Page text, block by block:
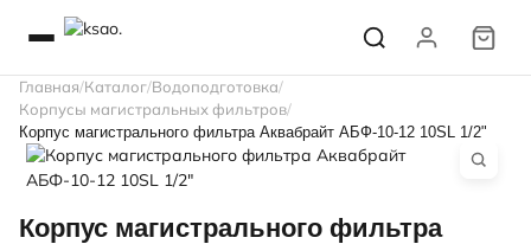
Главная Каталог Водоподготовка
Корпусы магистральных фильтров
Корпус магистрального фильтра Аквабрайт АБФ-10-12 10SL 1/2"
Корпус магистрального фильтра